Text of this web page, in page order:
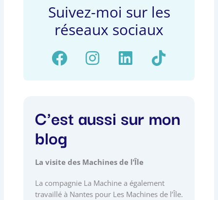
Suivez-moi sur les
réseaux sociaux
F
a
b
o
o
k
I
n
a
a
m
L
i
e
n
T
i
o
C'est aussi sur mon
blog
La visite des Machines de l’Île
La compagnie La Machine a également
travaillé à Nantes pour Les Machines de l’Île.